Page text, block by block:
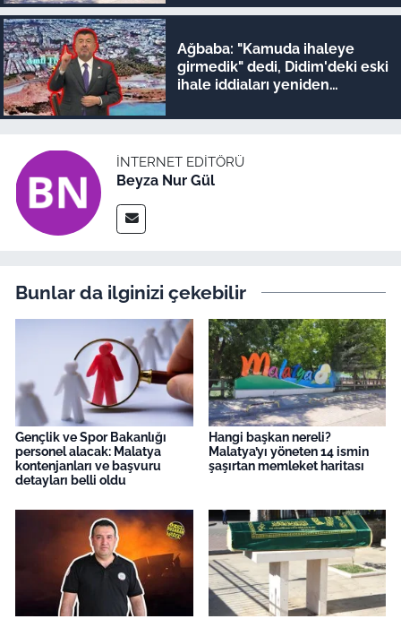
Ağbaba: "Kamuda ihaleye
girmedik" dedi, Didim'deki eski
ihale iddiaları yeniden
İNTERNET EDITÖRÜ
Beyza Nur Gül
Bunlar da ilginizi çekebilir
Gençlik ve Spor Bakanlığı
personel alacak: Malatya
kontenjanları ve başvuru
detayları belli oldu
Hangi başkan nereli?
Malatya’yı yöneten 14 ismin
şaşırtan memleket haritası